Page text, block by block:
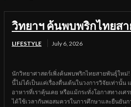
วิทยาฯ ค้นพบพริกไทยส
LIFESTYLE July 6, 2026
นักวิทยาศาสตร์เพิ่งค้นพบพริกไทยสายพันธุ์ใหม่
นี้ไม่ได้เป็นแค่เรื่องตื่นเต้นในวงการวิจัยเท่านั้น
อาหารที่เราคุ้นเคย หรือแม้กระทั่งโอกาสทางเ
ได้ใช้เวลากันพอสมควรในการศึกษาและยืนยัน